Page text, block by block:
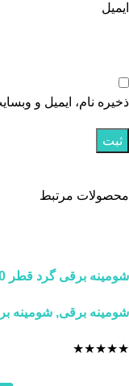
ایمیل
ذخیره نام، ایمیل و
محصولات مرتبط
شومینه برقی گرد قطر 90
شومینه برقی, شومینه
★
★
★
★
★